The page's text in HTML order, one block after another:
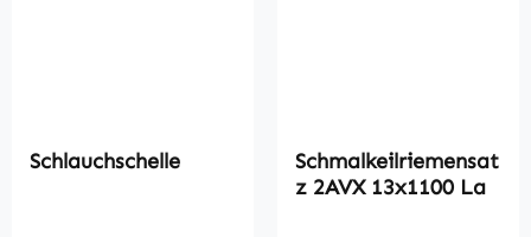
Schlauchschelle
Schmalkeilriemensat
z 2AVX 13x1100 La